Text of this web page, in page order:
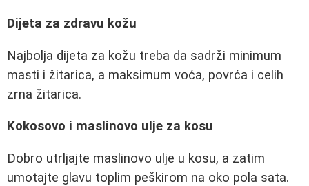
Dijeta za zdravu kožu
Najbolja dijeta za kožu treba da sadrži minimum
masti i žitarica, a maksimum voća, povrća i celih
zrna žitarica.
Kokosovo i maslinovo ulje za kosu
Dobro utrljajte maslinovo ulje u kosu, a zatim
umotajte glavu toplim peškirom na oko pola sata.